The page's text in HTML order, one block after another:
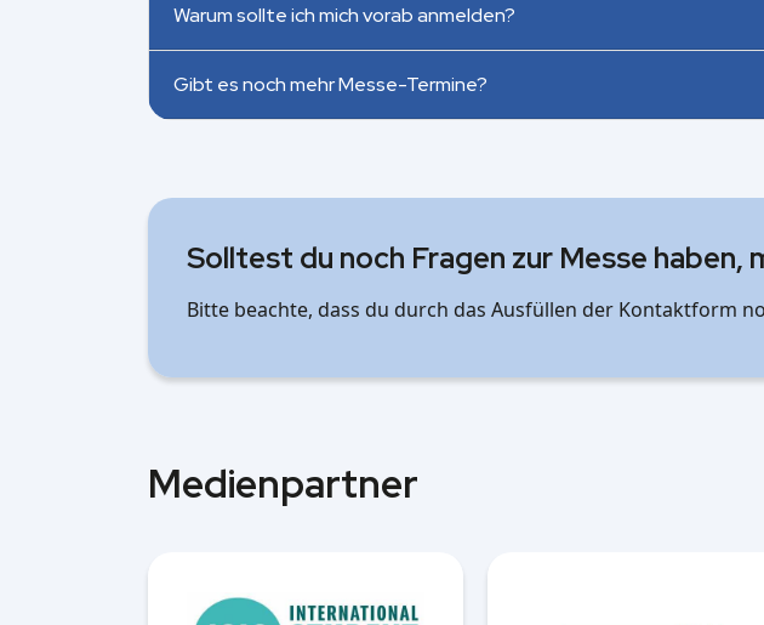
Warum sollte ich mich vorab anmelden?
Gibt es noch mehr Messe-Termine?
Solltest du noch Fragen zur Messe haben,
Bitte beachte, dass du durch das Ausfüllen der Kontaktform
Medienpartner